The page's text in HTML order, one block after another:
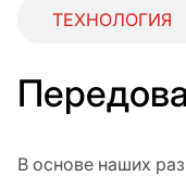
ТЕХНОЛОГИЯ
В основе наших